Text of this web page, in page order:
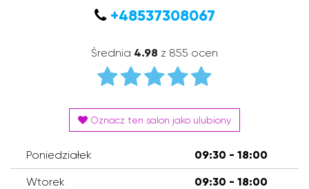
+48537308067
Średnia 4.98 z 855 ocen
Oznacz ten salon jako ulubiony
Poniedziałek 09:30 - 18:00
Wtorek 09:30 - 18:00